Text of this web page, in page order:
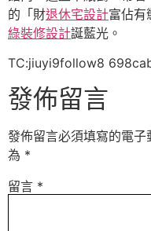
的「財退休宅設計富佔有
綠裝修設計誕藍光。
TC:jiuyi9follow8
發佈留言
發佈留言必須填寫的電子
為 *
留言 *